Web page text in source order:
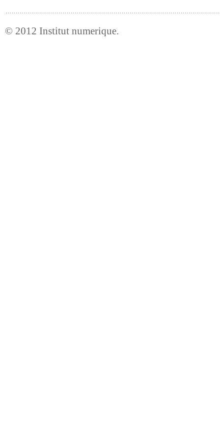
© 2012 Institut numerique.